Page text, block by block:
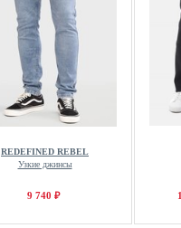
REDEFINED REBEL
Узкие джинсы
9 740 ₽